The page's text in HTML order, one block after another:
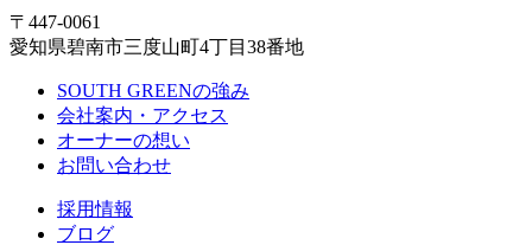
〒447-0061
愛知県碧南市三度山町4丁目38番地
SOUTH GREENの強み
会社案内・アクセス
オーナーの想い
お問い合わせ
採用情報
ブログ